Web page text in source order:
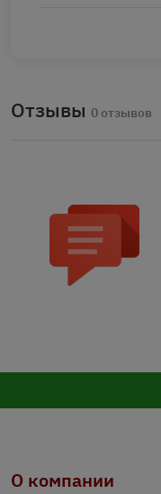
Отзывы 0 отзывов
О компании